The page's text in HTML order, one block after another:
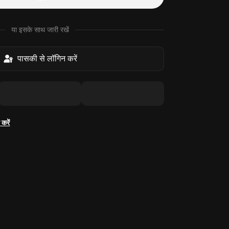
या इसके साथ जारी रखें
पासकी से लॉगिन करें
करें